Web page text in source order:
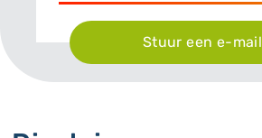
Stuur een e-mail